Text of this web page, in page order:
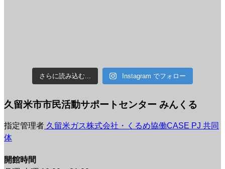
さらに読み込む... Instagram でフォロー
久留米市市民活動サポートセンター みんくる
指定管理者 久留米ガス株式会社・くるめ協働CASE PJ 共同
体
開館時間